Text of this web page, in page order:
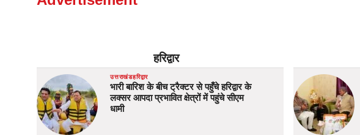
हरिद्वार
उत्तराखंडहरिद्वार
भारी बारिश के बीच ट्रैक्टर से पहुँचे हरिद्वार के
लक्सर आपदा प्रभावित क्षेत्रों में पहुंचे सीएम
धामी